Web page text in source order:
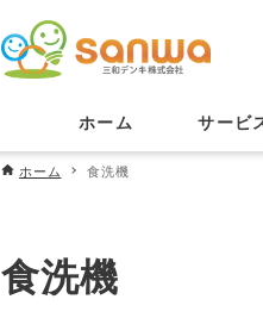
ホーム サービ
ホーム 食洗機
食洗機